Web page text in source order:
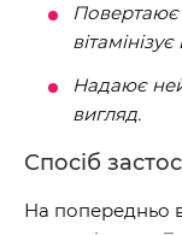
Повертаює
Надаює
вигляд.
Спосіб
На попередньо